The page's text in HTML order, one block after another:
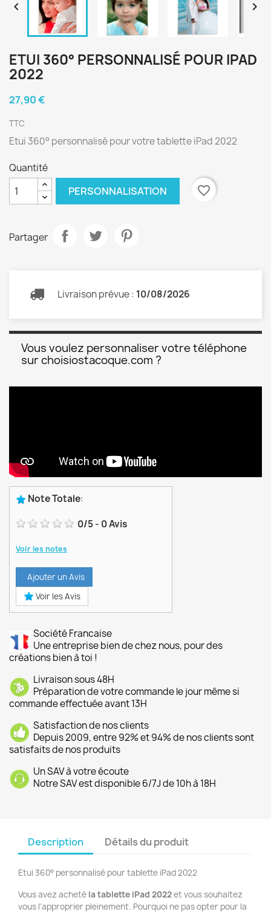
 
ETUI 360° PERSONNALISÉ POUR IPAD
2022
27,90 €
TTC
Etui 360° personnalisé pour votre tablette iPad 2022
Quantité
PERSONNALISATION favorite_border
Partager
Livraison prévue : 10/08/2026
Vous voulez personnaliser votre téléphone
sur choisiostacoque.com ?
Note Totale:
0/5- 0Avis
Voir les notes
Ajouter un Avis
Voir les Avis
Société Francaise
Une entreprise bien de chez nous, pour des
créations bien à toi !
Livraison sous 48H
Préparation de votre commande le jour même si
commande effectuée avant 13H
Satisfaction de nos clients
Depuis 2009, entre 92% et 94% de nos clients sont
satisfaits de nos produits
Un SAV à votre écoute
Notre SAV est disponible 6/7J de 10h à 18H
Description Détails du produit
Etui 360° personnalisé pour tablette iPad 2022
Vous avez acheté la tablette iPad 2022et vous souhaitez
vous l'approprier pleinement. Pourquoi ne pas opter pour la